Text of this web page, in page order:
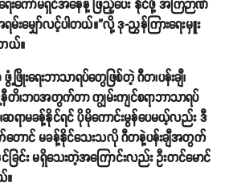
ကော်မရှင်အနေနဲ့ ဖြည့်ပေး နိုင်ဖို့ အကြံဉာဏ်
မ်းမျှော်လင့်ပါတယ်။”လို့ ဒု-ညွှန်ကြားရေးမှူး
တယ်။
ြိုးရေးဘာသာရပ်တွေဖြစ်တဲ့ ဂီတ၊ပန်းချီ၊
တိ၊ဘဝအတွက်တာ ကျွမ်းကျင်စရာဘာသာရပ်
ရာမခန့်နိုင်ရင် ပိုမိုကောင်းမွန်ပေမယ့်လည်း ဒီ
တောင် မခန့်နိုင်သေးသလို ဂီတနဲ့ပန်းချီအတွက်
ြင်း မရှိသေးတဲ့အကြောင်းလည်း ဦးတင်မောင်
။